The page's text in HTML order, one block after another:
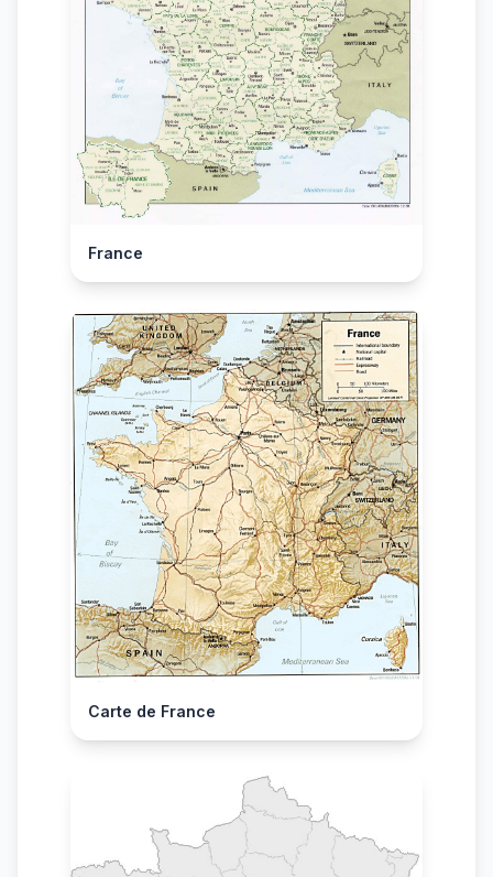
France
Carte de France